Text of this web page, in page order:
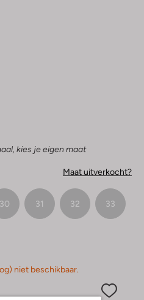
kies je eigen maat
Maat uitverkocht?
30 31 32 33
niet beschikbaar.